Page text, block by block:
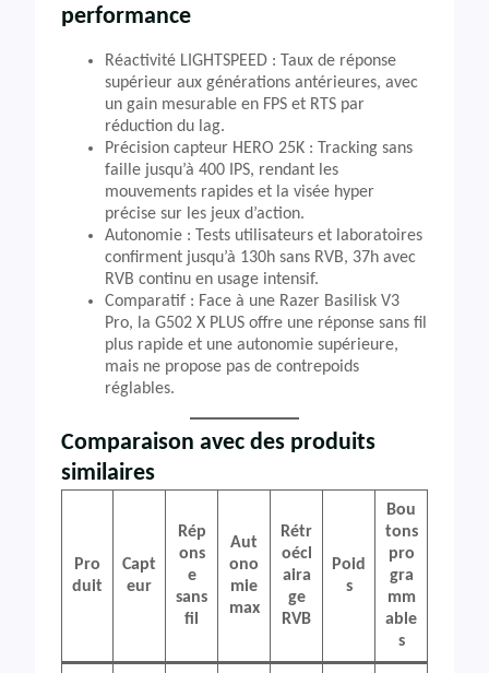
performance
Réactivité LIGHTSPEED : Taux de réponse
supérieur aux générations antérieures, avec
un gain mesurable en FPS et RTS par
réduction du lag.
Précision capteur HERO 25K : Tracking sans
faille jusqu’à 400 IPS, rendant les
mouvements rapides et la visée hyper
précise sur les jeux d’action.
Autonomie : Tests utilisateurs et laboratoires
confirment jusqu’à 130h sans RVB, 37h avec
RVB continu en usage intensif.
Comparatif : Face à une Razer Basilisk V3
Pro, la G502 X PLUS offre une réponse sans fil
plus rapide et une autonomie supérieure,
mais ne propose pas de contrepoids
réglables.
Comparaison avec des produits
similaires
Pro
duit
Capt
eur
Rép
ons
e
sans
fil
Aut
ono
mie
max
Rétr
oécl
aira
ge
RVB
Poid
s
Bou
tons
pro
gra
mm
able
s